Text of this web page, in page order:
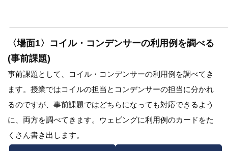
〈場面1〉コイル・コンデンサーの利用例を調べる
(事前課題)
事前課題として、コイル・コンデンサーの利用例を調べてき
ます。授業ではコイルの担当とコンデンサーの担当に分かれ
るのですが、事前課題ではどちらになっても対応できるよう
に、両方を調べてきます。ウェビングに利用例のカードをた
くさん書き出します。